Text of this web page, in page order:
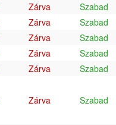
Zárva
Szabad
Zárva
Szabad
Zárva
Szabad
Zárva
Szabad
Zárva
Szabad
Zárva Szabad